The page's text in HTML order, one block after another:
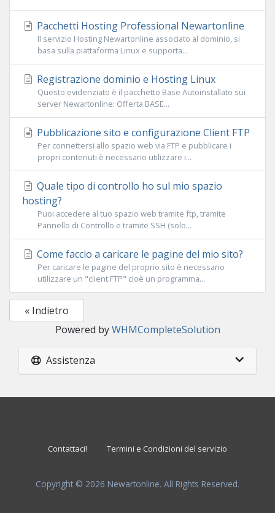
Pacchetti Hosting Professional Newartonline
Il servizio Hosting Newartonline associato al dominio, si
basa sulla piattaforma Linux e supporta...
Registrazione dominio e Hosting Linux
Questo evidenziato è il pacchetto Base Autoinstallato sui
server Newartonline: Offerta BASE...
Pubblicazione sito e configurazione Client FTP
Per connettersi allo spazio web via FTP e pubblicare i
propri contenuti è necessario utilizzare i...
Quale tipo di controllo ho sul mio spazio
hosting?
Puoi accedere al tuo spazio web tramite ftp, tramite
Pannello di Controllo e tramite SSH (solo...
Come faccio a caricare le pagine del mio sito?
Per caricare le pagine del proprio sito è necessario
utilizzare un "client FTP" cioè un programma...
« Indietro
Powered byWHMCompleteSolution
Assistenza
Contattaci! Termini e Condizioni del servizio
Copyright © 2026 Newartonline. All Rights Reserved.